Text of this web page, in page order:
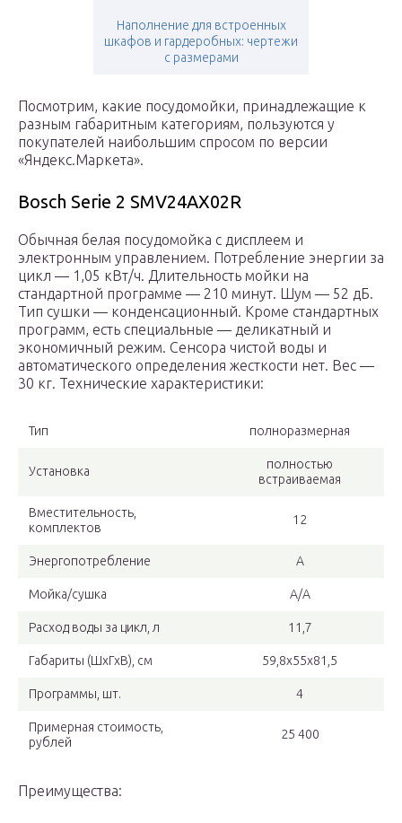
Наполнение для встроенных
шкафов и гардеробных: чертежи
с размерами
Посмотрим, какие посудомойки, принадлежащие к
разным габаритным категориям, пользуются у
покупателей наибольшим спросом по версии
«Яндекс.Маркета».
Bosch Serie 2 SMV24AX02R
Обычная белая посудомойка с дисплеем и
электронным управлением. Потребление энергии за
цикл — 1,05 кВт/ч. Длительность мойки на
стандартной программе — 210 минут. Шум — 52 дБ.
Тип сушки — конденсационный. Кроме стандартных
программ, есть специальные — деликатный и
экономичный режим. Сенсора чистой воды и
автоматического определения жесткости нет. Вес —
30 кг. Технические характеристики:
Тип полноразмерная
Установка
полностью
встраиваемая
Вместительность,
комплектов
12
Энергопотребление А
Мойка/сушка А/А
Расход воды за цикл, л 11,7
Габариты (ШхГхВ), см 59,8x55x81,5
Программы, шт. 4
Примерная стоимость,
рублей
25 400
Преимущества: